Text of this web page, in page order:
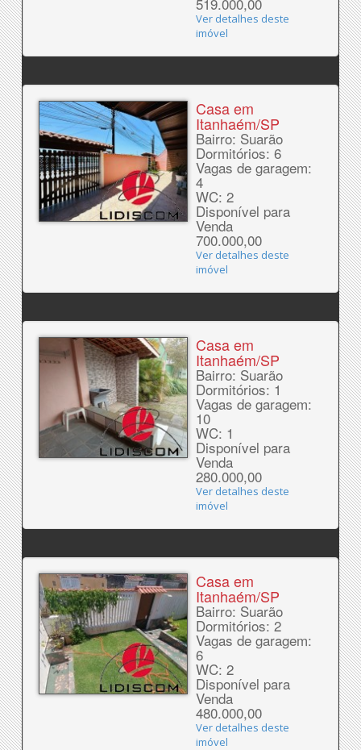
Ver detalhes deste
imóvel
Casa em
Itanhaém/SP
Bairro: Suarão
Dormitórios: 6
Vagas de garagem:
4
WC: 2
Disponível para
Venda
700.000,00
Ver detalhes deste
imóvel
Casa em
Itanhaém/SP
Bairro: Suarão
Dormitórios: 1
Vagas de garagem:
10
WC: 1
Disponível para
Venda
280.000,00
Ver detalhes deste
imóvel
Casa em
Itanhaém/SP
Bairro: Suarão
Dormitórios: 2
Vagas de garagem:
6
WC: 2
Disponível para
Venda
480.000,00
Ver detalhes deste
imóvel